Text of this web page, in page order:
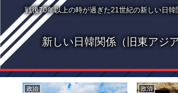
戦後70年以上の時が過ぎた21世紀の新しい日韓
新しい日韓関係（旧東アジ
政治 政治